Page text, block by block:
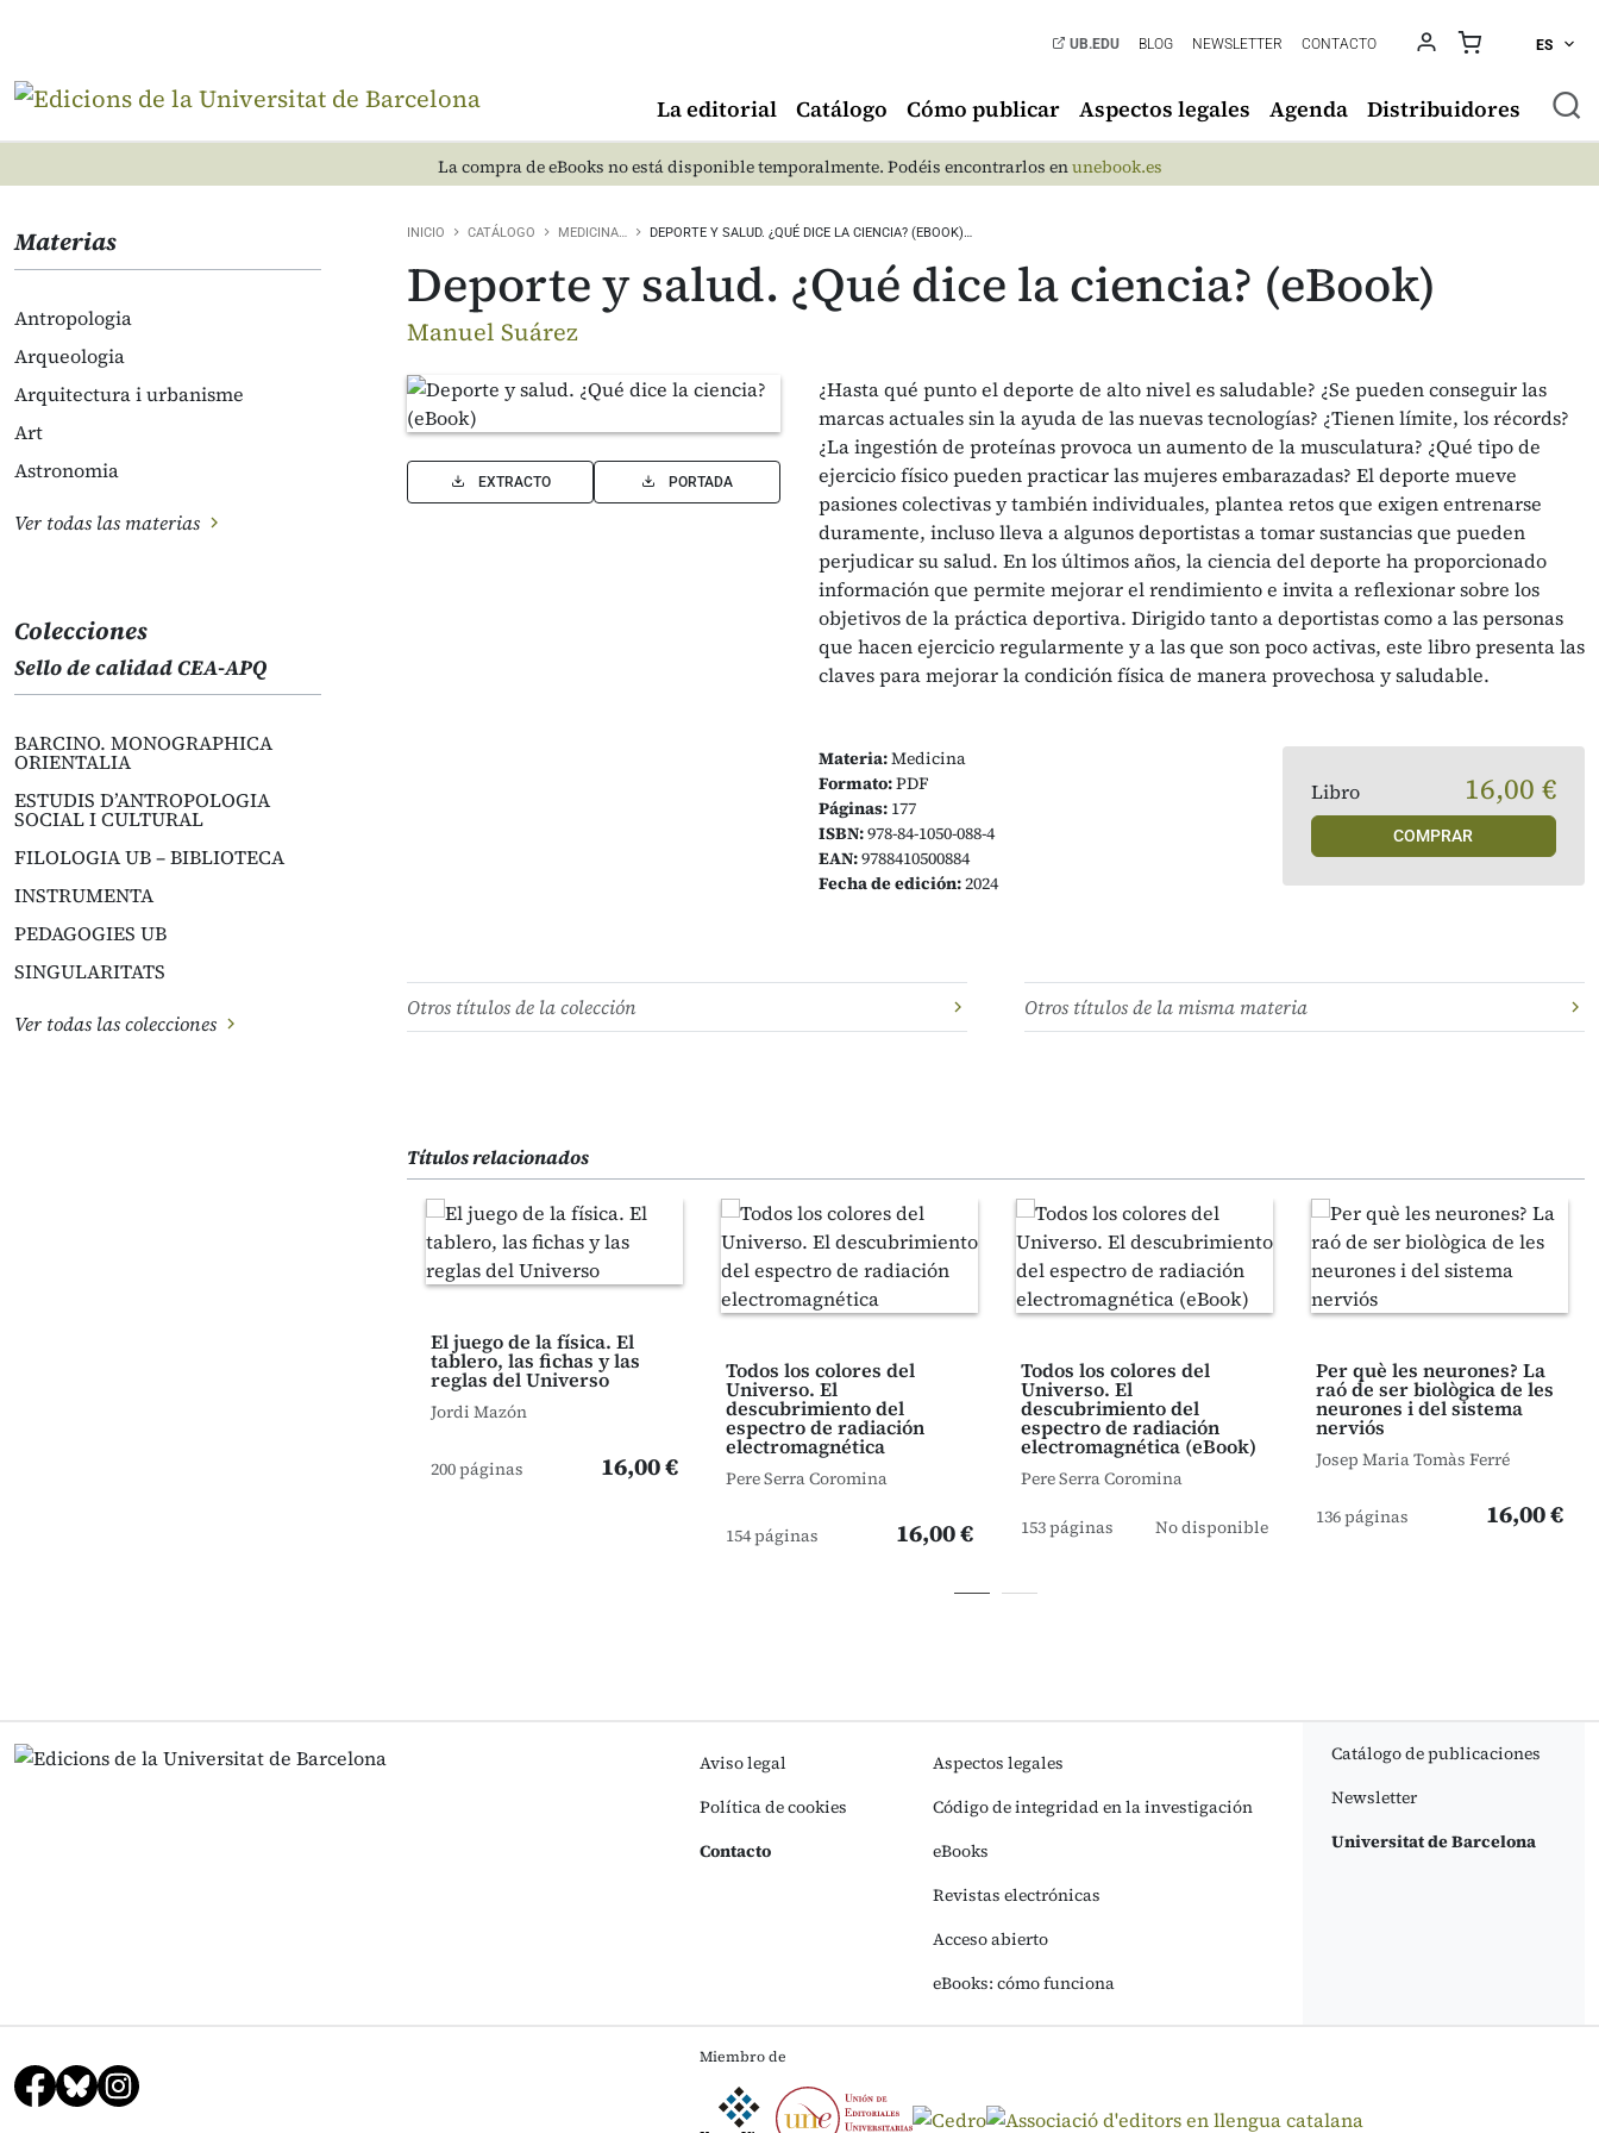
UB.EDU BLOG NEWSLETTER CONTACTO ES
La editorial Catálogo Cómo publicar Aspectos legales Agenda Distribuidores
La compra de eBooks no está disponible temporalmente. Podéis encontrarlos enunebook.es
Materias
Antropologia
Arqueologia
Arquitectura i urbanisme
Art
Astronomia
Ver todas las materias
Colecciones
Sello de calidad CEA-APQ
BARCINO. MONOGRAPHICA
ORIENTALIA
ESTUDIS D’ANTROPOLOGIA
SOCIAL I CULTURAL
FILOLOGIA UB – BIBLIOTECA
INSTRUMENTA
PEDAGOGIES UB
SINGULARITATS
Ver todas las colecciones
INICIO CATÁLOGO MEDICINA… DEPORTE Y SALUD. ¿QUÉ DICE LA CIENCIA? (EBOOK)…
Deporte y salud. ¿Qué dice la ciencia? (eBook)
Manuel Suárez
EXTRACTO PORTADA
¿Hasta qué punto el deporte de alto nivel es saludable? ¿Se pueden conseguir las
marcas actuales sin la ayuda de las nuevas tecnologías? ¿Tienen límite, los récords?
¿La ingestión de proteínas provoca un aumento de la musculatura? ¿Qué tipo de
ejercicio físico pueden practicar las mujeres embarazadas? El deporte mueve
pasiones colectivas y también individuales, plantea retos que exigen entrenarse
duramente, incluso lleva a algunos deportistas a tomar sustancias que pueden
perjudicar su salud. En los últimos años, la ciencia del deporte ha proporcionado
información que permite mejorar el rendimiento e invita a reflexionar sobre los
objetivos de la práctica deportiva. Dirigido tanto a deportistas como a las personas
que hacen ejercicio regularmente y a las que son poco activas, este libro presenta las
claves para mejorar la condición física de manera provechosa y saludable.
Materia:Medicina
Formato:PDF
Páginas: 177
ISBN:978-84-1050-088-4
EAN:9788410500884
Fecha de edición:2024
Libro 16,00 €
COMPRAR
Otros títulos de la colección Otros títulos de la misma materia
Títulos relacionados
El juego de la física. El
tablero, las fichas y las
reglas del Universo
Jordi Mazón
200 páginas 16,00 €
Todos los colores del
Universo. El
descubrimiento del
espectro de radiación
electromagnética
Pere Serra Coromina
154 páginas 16,00 €
Todos los colores del
Universo. El
descubrimiento del
espectro de radiación
electromagnética (eBook)
Pere Serra Coromina
153 páginas No disponible
Per què les neurones? La
raó de ser biològica de les
neurones i del sistema
nerviós
Josep Maria Tomàs Ferré
136 páginas 16,00 €
Aviso legal
Política de cookies
Contacto
Aspectos legales
Código de integridad en la investigación
eBooks
Revistas electrónicas
Acceso abierto
eBooks: cómo funciona
Catálogo de publicaciones
Newsletter
Universitat de Barcelona
Miembro de